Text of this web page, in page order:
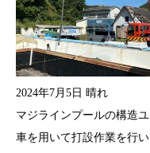
2024年7月5日 晴れ
マジラインプールの構造
車を用いて打設作業を行い